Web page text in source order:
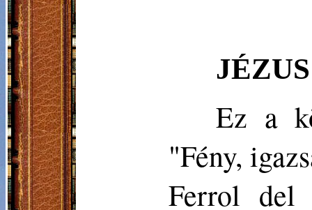
Ez a
"Fény,
Ferrol del